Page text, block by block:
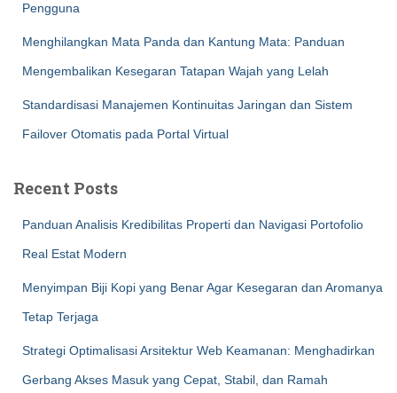
Pengguna
Menghilangkan Mata Panda dan Kantung Mata: Panduan
Mengembalikan Kesegaran Tatapan Wajah yang Lelah
Standardisasi Manajemen Kontinuitas Jaringan dan Sistem
Failover Otomatis pada Portal Virtual
Recent Posts
Panduan Analisis Kredibilitas Properti dan Navigasi Portofolio
Real Estat Modern
Menyimpan Biji Kopi yang Benar Agar Kesegaran dan Aromanya
Tetap Terjaga
Strategi Optimalisasi Arsitektur Web Keamanan: Menghadirkan
Gerbang Akses Masuk yang Cepat, Stabil, dan Ramah